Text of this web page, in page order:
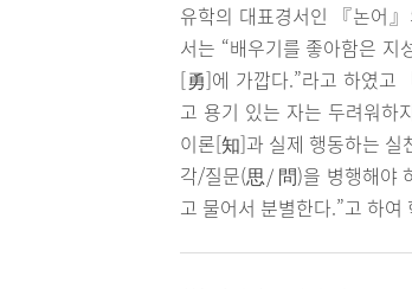
유학의 대표경서인 『논어
서는 “배우기를 좋아함은
[勇]에 가깝다.”라고 하였고
고 용기 있는 자는 두려워하
이론[知]과 실제 행동하는 실
각/질문(思/ 問)을 병행해야
고 물어서 분별한다.”고 하